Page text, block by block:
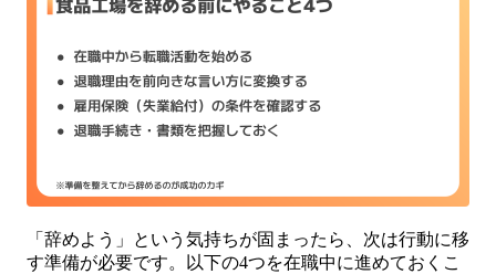
「辞めよう」という気持ちが固まったら、次は行動に移
す準備が必要です。以下の4つを在職中に進めておくこ